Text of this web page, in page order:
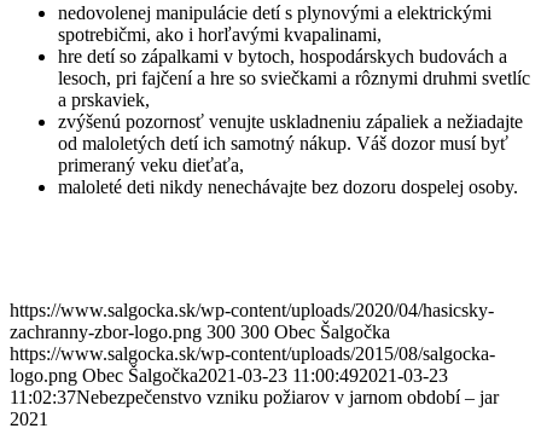
nedovolenej manipulácie detí s plynovými a elektrickými
spotrebičmi, ako i horľavými kvapalinami,
hre detí so zápalkami v bytoch, hospodárskych budovách a
lesoch, pri fajčení a hre so sviečkami a rôznymi druhmi svetlíc
a prskaviek,
zvýšenú pozornosť venujte uskladneniu zápaliek a nežiadajte
od maloletých detí ich samotný nákup. Váš dozor musí byť
primeraný veku dieťaťa,
maloleté deti nikdy nenechávajte bez dozoru dospelej osoby.
https://www.salgocka.sk/wp-content/uploads/2020/04/hasicsky-
zachranny-zbor-logo.png 300 300 Obec Šalgočka
https://www.salgocka.sk/wp-content/uploads/2015/08/salgocka-
logo.png Obec Šalgočka2021-03-23 11:00:492021-03-23
11:02:37Nebezpečenstvo vzniku požiarov v jarnom období – jar
2021